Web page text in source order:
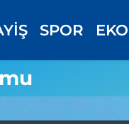
SPOR